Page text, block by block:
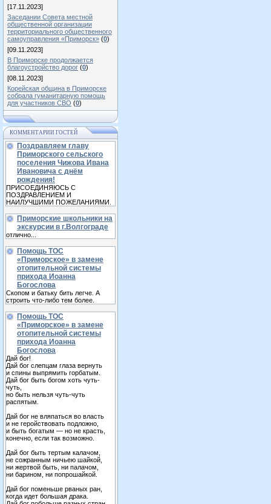
[17.11.2023]
Заседании Совета местной
общественной организации
территориального общественного
самоуправления «Приморск» (0)
[09.11.2023]
В Приморске продолжается
благоустройство дорог (0)
[08.11.2023]
Корейская община в Приморске
собрала гуманитарную помощь
для участников СВО (0)
КОММЕНТАРИИ ГОСТЕЙ
Поздравляем главу
Приморского сельского
поселения Чижова Ивана
Ивановича с днём
рождения!
ПРИСОЕДИНЯЮСЬ С
ПОЗДРАВЛЕНИЕМ И
НАИЛУЧШИМИ ПОЖЕЛАНИЯМИ.
Приморские школьники на
экскурсии в г.Волгограде
отлично...
Помощь ТОС
«Приморское» в замене
отопительной системы
прихода Иоанна
Богослова
Скопом и батьку бить легче. А
строить что-либо тем более.
Помощь ТОС
«Приморское» в замене
отопительной системы
прихода Иоанна
Богослова
Дай бог!
Дай бог слепцам глаза вернуть
и спины выпрямить горбатым.
Дай бог быть богом хоть чуть-
чуть,
но быть нельзя чуть-чуть
распятым.
Дай бог не вляпаться во власть
и не геройствовать подложно,
и быть богатым — но не красть,
конечно, если так возможно.
Дай бог быть тертым калачом,
не сожранным ничьею шайкой,
ни жертвой быть, ни палачом,
ни барином, ни попрошайкой.
Дай бог поменьше рваных ран,
когда идет большая драка.